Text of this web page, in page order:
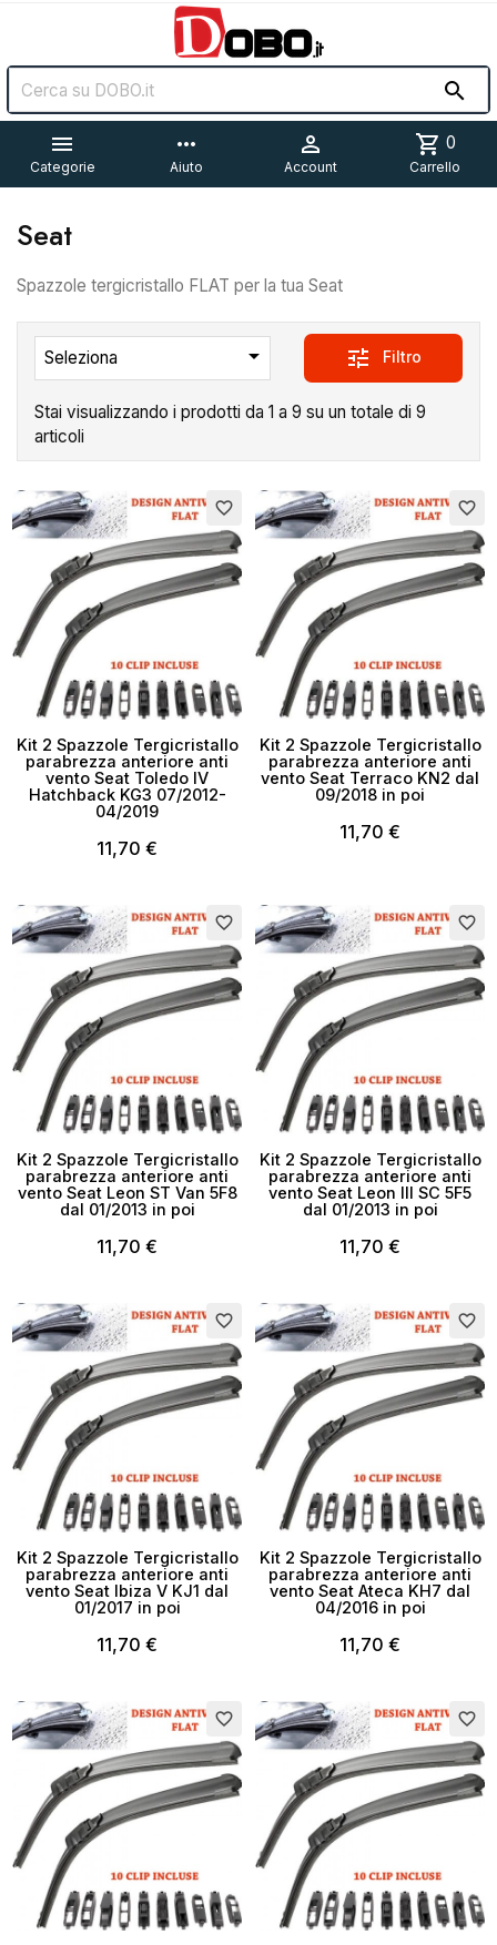


Categorie
more_horiz
Aiuto

Account
shopping_cart 0
Carrello
Seat
Spazzole tergicristallo FLAT per la tua Seat
Seleziona  tune Filtro
Stai visualizzando i prodotti da 1 a 9 su un totale di 9
articoli
favorite_border
Kit 2 Spazzole Tergicristallo
parabrezza anteriore anti
vento Seat Toledo IV
Hatchback KG3 07/2012-
04/2019
11,70 €
favorite_border
Kit 2 Spazzole Tergicristallo
parabrezza anteriore anti
vento Seat Terraco KN2 dal
09/2018 in poi
11,70 €
favorite_border
Kit 2 Spazzole Tergicristallo
parabrezza anteriore anti
vento Seat Leon ST Van 5F8
dal 01/2013 in poi
11,70 €
favorite_border
Kit 2 Spazzole Tergicristallo
parabrezza anteriore anti
vento Seat Leon III SC 5F5
dal 01/2013 in poi
11,70 €
favorite_border
Kit 2 Spazzole Tergicristallo
parabrezza anteriore anti
vento Seat Ibiza V KJ1 dal
01/2017 in poi
11,70 €
favorite_border
Kit 2 Spazzole Tergicristallo
parabrezza anteriore anti
vento Seat Ateca KH7 dal
04/2016 in poi
11,70 €
favorite_border favorite_border
Crea lista dei desideri
Nome lista dei desideri
Annulla Crea lista dei desideri